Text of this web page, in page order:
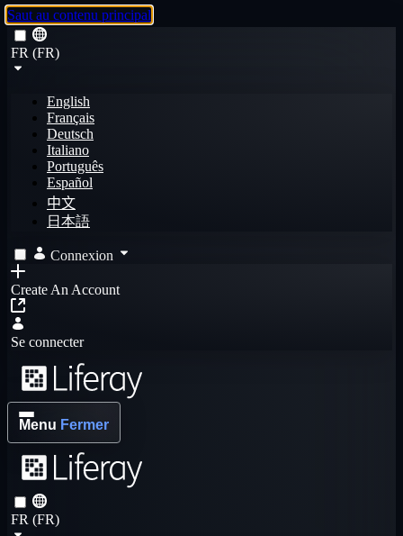
Saut au contenu principal
FR (FR)
English
Français
Deutsch
Italiano
Português
Español
中文
日本語
Connexion
Create An Account
Se connecter
Menu Fermer
FR (FR)